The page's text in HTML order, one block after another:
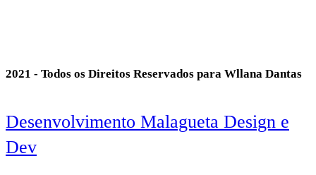
2021 - Todos os Direitos Reservados para Wllana Dantas
Desenvolvimento Malagueta Design e
Dev